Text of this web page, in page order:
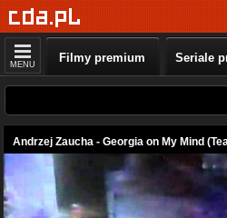
MENU Filmy premium Seriale
Andrzej Zaucha - Georgia on My Mind